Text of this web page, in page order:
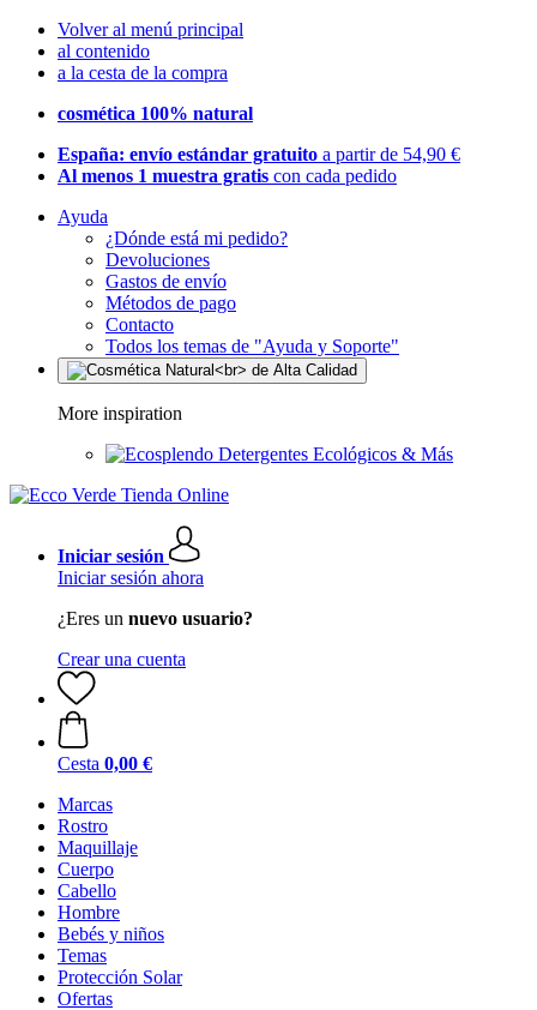
Volver al menú principal
al contenido
a la cesta de la compra
cosmética 100% natural
España: envío estándar gratuito a partir de 54,90 €
Al menos 1 muestra gratis con cada pedido
Ayuda
¿Dónde está mi pedido?
Devoluciones
Gastos de envío
Métodos de pago
Contacto
Todos los temas de "Ayuda y Soporte"
More inspiration
Detergentes Ecológicos & Más
Iniciar sesión
Iniciar sesión ahora
¿Eres un nuevo usuario?
Crear una cuenta
Cesta 0,00 €
Marcas
Rostro
Maquillaje
Cuerpo
Cabello
Hombre
Bebés y niños
Temas
Protección Solar
Ofertas